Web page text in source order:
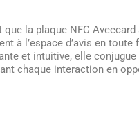
la plaque NFC Aveecard
à l’espace d’avis en toute
et intuitive, elle
chaque interaction en